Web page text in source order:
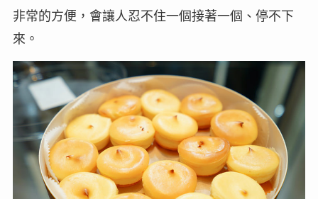
非常的方便，會讓人忍不住一個接著一個、停不下
來。